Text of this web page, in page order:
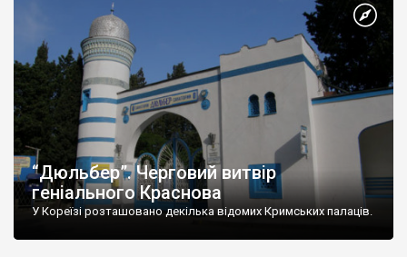
“Дюльбер”. Черговий витвір
геніального Краснова
У Кореїзі розташовано декілька відомих Кримських палаців.